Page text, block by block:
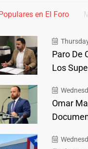
en El Foro
Paro De
Los
Omar